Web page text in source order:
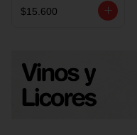
17 GRS
$15.600